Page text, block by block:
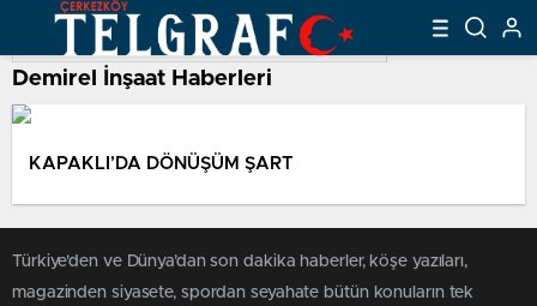
Demirel İnşaat Haberleri
KAPAKLI’DA DÖNÜŞÜM ŞART
Türkiye'den ve Dünya’dan son dakika haberler, köşe yazıları,
magazinden siyasete, spordan seyahate bütün konuların tek